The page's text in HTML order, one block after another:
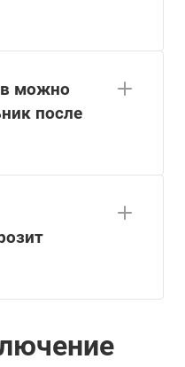
можно
после